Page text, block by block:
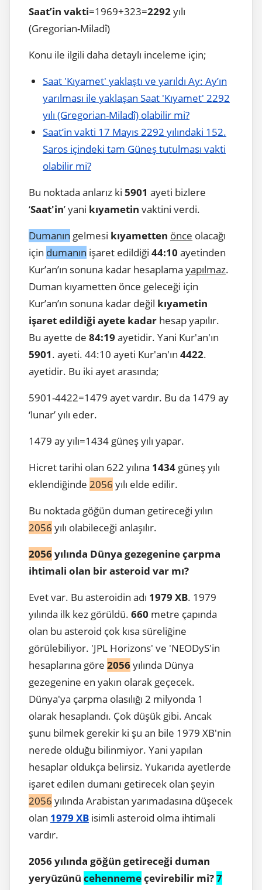
Saat’in vakti=1969+323=2292yılı
(Gregorian-Miladî)
Konu ile ilgili daha detaylı inceleme için;
Saat 'Kıyamet' yaklaştı ve yarıldı Ay: Ay’ın
yarılması ile yaklaşan Saat 'Kıyamet' 2292
yılı (Gregorian-Miladî) olabilir mi?
Saat’in vakti 17 Mayıs 2292 yılındaki 152.
Saros içindeki tam Güneş tutulması vakti
olabilir mi?
Bu noktada anlarız ki 5901 ayeti bizlere
‘Saat'in’ yani kıyametin vaktini verdi.
Dumanın gelmesi kıyametten önce olacağı
için dumanın işaret edildiği 44:10 ayetinden
Kur’an’ın sonuna kadar hesaplama yapılmaz.
Duman kıyametten önce geleceği için
Kur’an’ın sonuna kadar değil kıyametin
işaret edildiği ayete kadar hesap yapılır.
Bu ayette de 84:19 ayetidir. Yani Kur'an'ın
5901. ayeti. 44:10 ayeti Kur'an'ın 4422.
ayetidir. Bu iki ayet arasında;
5901-4422=1479 ayet vardır. Bu da 1479 ay
‘lunar’ yılı eder.
1479 ay yılı=1434 güneş yılı yapar.
Hicret tarihi olan 622 yılına 1434 güneş yılı
eklendiğinde 2056 yılı elde edilir.
Bu noktada göğün duman getireceği yılın
2056 yılı olabileceği anlaşılır.
2056yılında Dünya gezegenine çarpma
ihtimali olan bir asteroid var mı?
Evet var. Bu asteroidin adı 1979 XB. 1979
yılında ilk kez görüldü. 660 metre çapında
olan bu asteroid çok kısa süreliğine
görülebiliyor. 'JPL Horizons' ve 'NEODyS'in
hesaplarına göre 2056yılında Dünya
gezegenine en yakın olarak geçecek.
Dünya'ya çarpma olasılığı 2 milyonda 1
olarak hesaplandı. Çok düşük gibi. Ancak
şunu bilmek gerekir ki şu an bile 1979 XB'nin
nerede olduğu bilinmiyor. Yani yapılan
hesaplar oldukça belirsiz. Yukarıda ayetlerde
işaret edilen dumanı getirecek olan şeyin
2056 yılında Arabistan yarımadasına düşecek
olan 1979 XB isimli asteroid olma ihtimali
vardır.
2056 yılında göğün getireceği duman
yeryüzünü cehennemeçevirebilir mi?7